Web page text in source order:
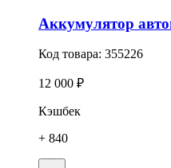
Аккумулятор
Код товара: 355226
12 000 ₽
Кэшбек
+ 840